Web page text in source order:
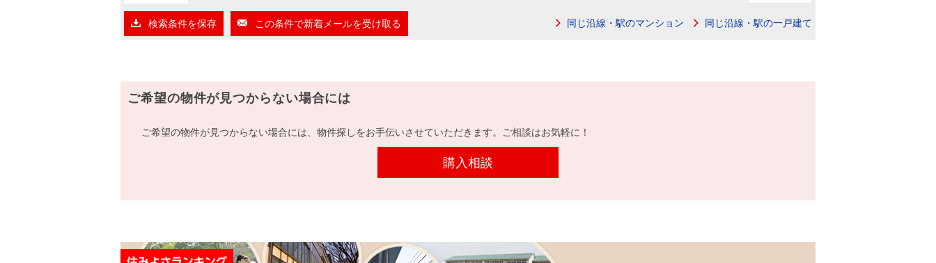
検索条件を保存 この条件で新着メールを受け取る 同じ沿線・駅のマンション 同じ沿線・駅の一戸建て
ご希望の物件が見つからない場合には
ご希望の物件が見つからない場合には、物件探しをお手伝いさせていただきます。ご相談はお気軽に！
購入相談